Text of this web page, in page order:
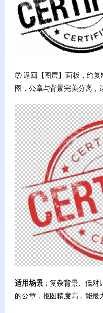
⑦ 返回【图层】面板，给复
图，公章与背景完美分离，
适用场景：复杂背景、低对
的公章，抠图精度高，能最